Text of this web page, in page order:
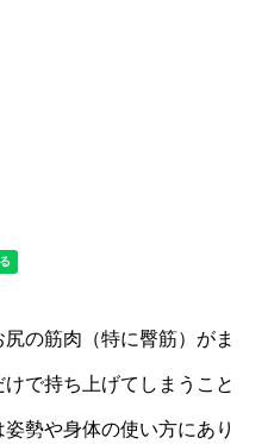
の筋肉（特に臀筋）がま
で持ち上げてしまうこと
勢や身体の使い方にあり